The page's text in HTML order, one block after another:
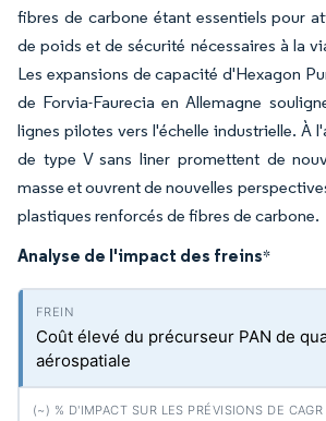
fibres de carbone étant essentiels pour
de poids et de sécurité nécessaires à la
Les expansions de capacité d'Hexagon
de Forvia-Faurecia en Allemagne
lignes pilotes vers l'échelle industrielle. À
de type V sans liner promettent de
masse et ouvrent de nouvelles
plastiques renforcés de fibres de carbone.
Analyse de l'impact des freins*
Coût élevé du précurseur PAN de
aérospatiale